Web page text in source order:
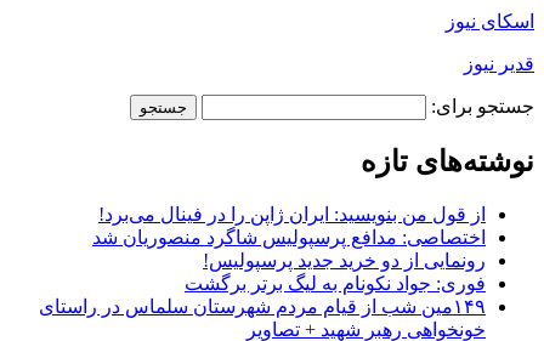
اسکای نیوز
قدیر نیوز
جستجو برای:
نوشته‌های تازه
از قول من بنویسید: ایران ژاپن را در فینال می‌برد!
اختصاصی: مدافع پرسپولیس شاگرد منصوریان شد
رونمایی از دو خرید جدید پرسپولیس!
فوری: جواد نکونام به لیگ برتر برگشت
۱۴۹مین شب از قیام مردم شهرستان سلماس در راستای
خونخواهی رهبر شهید + تصاویر